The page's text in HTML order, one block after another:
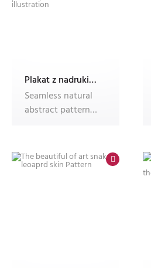
Plakat z nadrukiem Dec'n'Roll
Seamless natural
abstract pattern